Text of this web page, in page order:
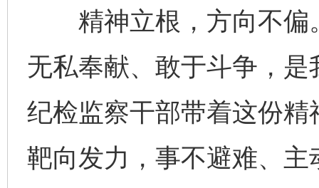
精神立根，方向不偏
无私奉献、敢于斗争，
纪检监察干部带着这份
靶向发力，事不避难、